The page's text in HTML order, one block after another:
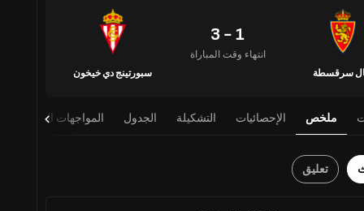
سرقسطة
1 - 3
انتهاء وقت المباراة
سبورتينج دي خيخون
ملخص الإحصائيات التشكيلة الجدول المواجهات المباشرة
تعليق